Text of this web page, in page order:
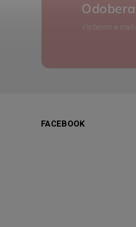
Vložením e-
FACEBOOK